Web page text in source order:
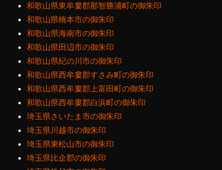
和歌山県東牟婁郡那智勝浦町の御朱印
和歌山県橋本市の御朱印
和歌山県海南市の御朱印
和歌山県田辺市の御朱印
和歌山県紀の川市の御朱印
和歌山県西牟婁郡すさみ町の御朱印
和歌山県西牟婁郡上富田町の御朱印
和歌山県西牟婁郡白浜町の御朱印
埼玉県さいたま市の御朱印
埼玉県川越市の御朱印
埼玉県東松山市の御朱印
埼玉県比企郡の御朱印